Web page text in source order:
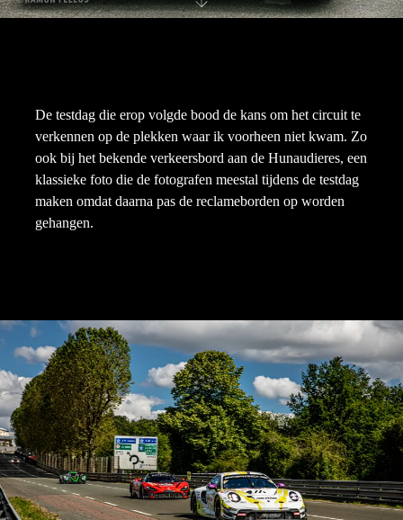
De testdag die erop volgde bood de kans om het circuit te
verkennen op de plekken waar ik voorheen niet kwam. Zo
ook bij het bekende verkeersbord aan de Hunaudieres, een
klassieke foto die de fotografen meestal tijdens de testdag
maken omdat daarna pas de reclameborden op worden
gehangen.